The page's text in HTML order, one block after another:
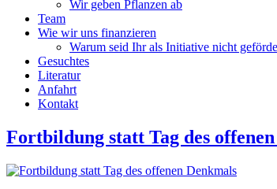
Wir geben Pflanzen ab
Team
Wie wir uns finanzieren
Warum seid Ihr als Initiative nicht
Gesuchtes
Literatur
Anfahrt
Kontakt
Fortbildung statt Tag des